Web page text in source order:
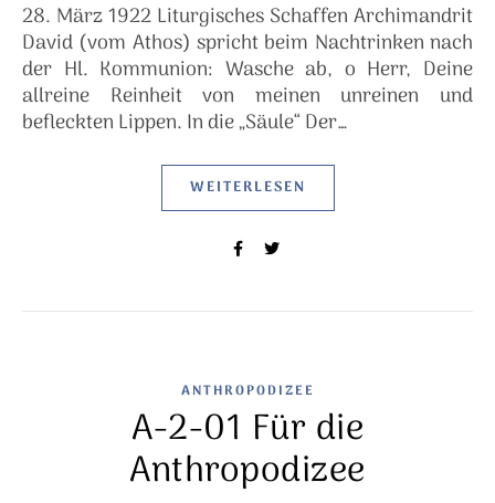
28. März 1922 Liturgisches Schaffen Archimandrit
David (vom Athos) spricht beim Nachtrinken nach
der Hl. Kommunion: Wasche ab, o Herr, Deine
allreine Reinheit von meinen unreinen und
befleckten Lippen. In die „Säule“ Der…
WEITERLESEN
ANTHROPODIZEE
A-2-01 Für die
Anthropodizee